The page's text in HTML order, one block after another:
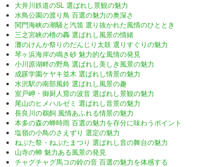
大井川鉄道のSL 選ばれし景観の魅力
水鳥公園の渡り鳥 百選の魅力の奥深さ
関門海峡の潮騒と汽笛 選り抜かれた風情のひととき
三之宮峡の櫓の轟 選ばれし風景の情緒
灘のけんか祭りのだんじり太鼓 選りすぐりの魅力
琴ヶ浜海岸の鳴き砂 魅力的な風情の発見
小川原湖畔の野鳥 選ばれし美しき風景の魅力
成蹊学園ケヤキ並木 選ばれし情景の魅力
水沢駅の南部風鈴 選ばれし風景の趣
室戸岬・御厨人窟の波音 選ばれし景観の魅力
尾山のヒメハルゼミ 選ばれし音景の魅力
長良川の鵜飼 風情あふれる情景の魅力
本多の森の蝉時雨 百選の魅力を存分に味わうポイント
塩嶺の小鳥のさえずり 選定の魅力
ねぶた祭・ねぷたまつり 選ばれし音の舞台の魅力
山寺の蝉 魅力ある風景の発見
チャグチャグ馬コの鈴の音 百選の魅力を体感する